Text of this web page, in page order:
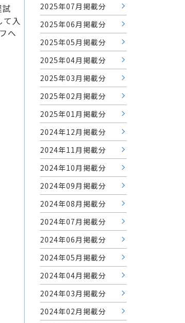
て入
へ
2025年07月掲載分
2025年06月掲載分
2025年05月掲載分
2025年04月掲載分
2025年03月掲載分
2025年02月掲載分
2025年01月掲載分
2024年12月掲載分
2024年11月掲載分
2024年10月掲載分
2024年09月掲載分
2024年08月掲載分
2024年07月掲載分
2024年06月掲載分
2024年05月掲載分
2024年04月掲載分
2024年03月掲載分
2024年02月掲載分